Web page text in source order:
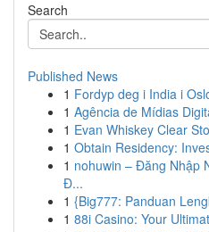
Search
Published News
1 Fordyp deg i India i
1 Agência de Mídias
1 Evan Whiskey Clear
1 Obtain Residency:
1 nohuwin – Đăng Nhập
Đ...
1 {Big777: Panduan
1 88i Casino: Your